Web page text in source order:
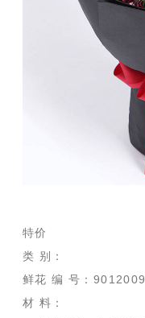
特价
类 别：
鲜花 编 号：9012009
材 料：